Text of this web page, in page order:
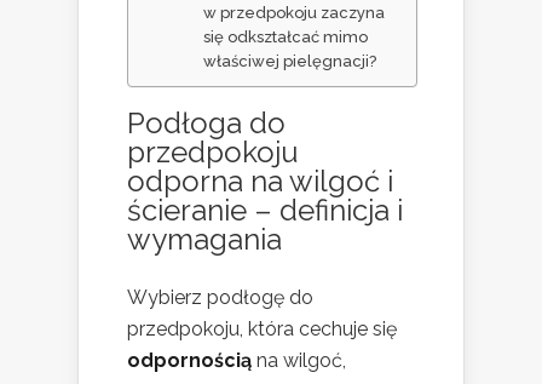
w przedpokoju zaczyna
się odkształcać mimo
właściwej pielęgnacji?
Podłoga do
przedpokoju
odporna na wilgoć i
ścieranie – definicja i
wymagania
Wybierz podłogę do
przedpokoju, która cechuje się
odpornością na wilgoć,